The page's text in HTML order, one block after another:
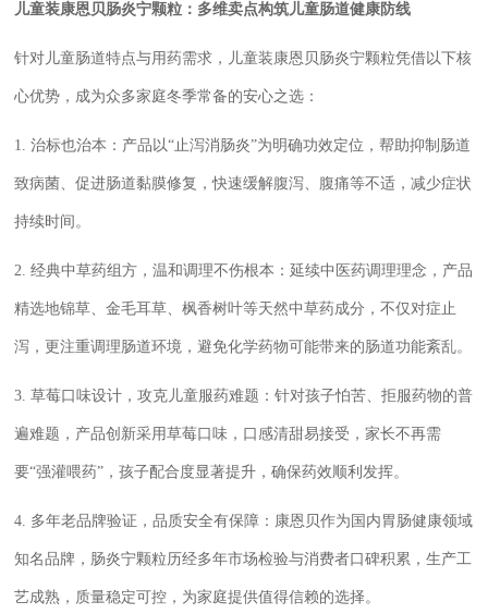
儿童装康恩贝肠炎宁颗粒：多维卖点构筑儿童肠道健康防线
针对儿童肠道特点与用药需求，儿童装康恩贝肠炎宁颗粒凭借以下核
心优势，成为众多家庭冬季常备的安心之选：
1. 治标也治本：产品以“止泻消肠炎”为明确功效定位，帮助抑制肠道
致病菌、促进肠道黏膜修复，快速缓解腹泻、腹痛等不适，减少症状
持续时间。
2. 经典中草药组方，温和调理不伤根本：延续中医药调理理念，产品
精选地锦草、金毛耳草、枫香树叶等天然中草药成分，不仅对症止
泻，更注重调理肠道环境，避免化学药物可能带来的肠道功能紊乱。
3. 草莓口味设计，攻克儿童服药难题：针对孩子怕苦、拒服药物的普
遍难题，产品创新采用草莓口味，口感清甜易接受，家长不再需
要“强灌喂药”，孩子配合度显著提升，确保药效顺利发挥。
4. 多年老品牌验证，品质安全有保障：康恩贝作为国内胃肠健康领域
知名品牌，肠炎宁颗粒历经多年市场检验与消费者口碑积累，生产工
艺成熟，质量稳定可控，为家庭提供值得信赖的选择。